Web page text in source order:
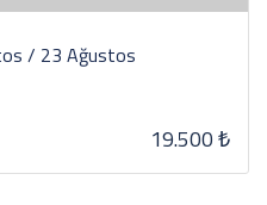
/ 23 Ağustos
19.500 ₺